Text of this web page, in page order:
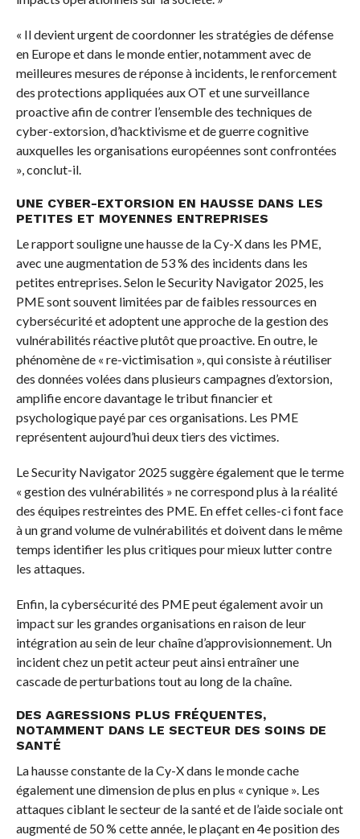
« Il devient urgent de coordonner les stratégies de défense
en Europe et dans le monde entier, notamment avec de
meilleures mesures de réponse à incidents, le renforcement
des protections appliquées aux OT et une surveillance
proactive afin de contrer l’ensemble des techniques de
cyber-extorsion, d’hacktivisme et de guerre cognitive
auxquelles les organisations européennes sont confrontées
», conclut-il.
UNE CYBER-EXTORSION EN HAUSSE DANS LES
PETITES ET MOYENNES ENTREPRISES
Le rapport souligne une hausse de la Cy-X dans les PME,
avec une augmentation de 53 % des incidents dans les
petites entreprises. Selon le Security Navigator 2025, les
PME sont souvent limitées par de faibles ressources en
cybersécurité et adoptent une approche de la gestion des
vulnérabilités réactive plutôt que proactive. En outre, le
phénomène de « re-victimisation », qui consiste à réutiliser
des données volées dans plusieurs campagnes d’extorsion,
amplifie encore davantage le tribut financier et
psychologique payé par ces organisations. Les PME
représentent aujourd’hui deux tiers des victimes.
Le Security Navigator 2025 suggère également que le terme
« gestion des vulnérabilités » ne correspond plus à la réalité
des équipes restreintes des PME. En effet celles-ci font face
à un grand volume de vulnérabilités et doivent dans le même
temps identifier les plus critiques pour mieux lutter contre
les attaques.
Enfin, la cybersécurité des PME peut également avoir un
impact sur les grandes organisations en raison de leur
intégration au sein de leur chaîne d’approvisionnement. Un
incident chez un petit acteur peut ainsi entraîner une
cascade de perturbations tout au long de la chaîne.
DES AGRESSIONS PLUS FRÉQUENTES,
NOTAMMENT DANS LE SECTEUR DES SOINS DE
SANTÉ
La hausse constante de la Cy-X dans le monde cache
également une dimension de plus en plus « cynique ». Les
attaques ciblant le secteur de la santé et de l’aide sociale ont
augmenté de 50 % cette année, le plaçant en 4e position des